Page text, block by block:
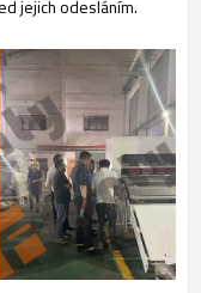
jejich odesláním.